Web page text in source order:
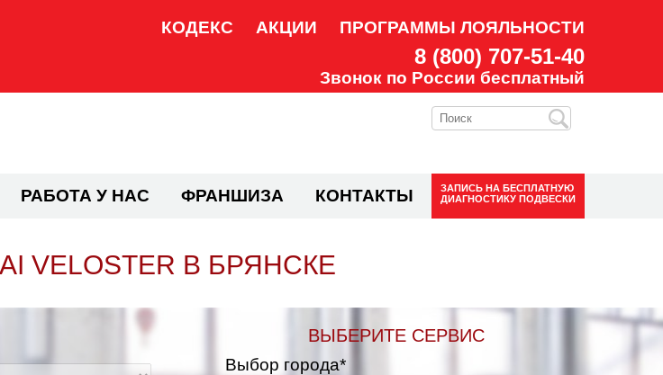
КОДЕКС АКЦИИ ПРОГРАММЫ ЛОЯЛЬНОСТИ
8 (800) 707-51-40
Звонок по России бесплатный
РАБОТА У НАС ФРАНШИЗА КОНТАКТЫ ЗАПИСЬ НА БЕСПЛАТНУЮ
ДИАГНОСТИКУ ПОДВЕСКИ
VELOSTER В БРЯНСКЕ
ВЫБЕРИТЕ СЕРВИС
Выбор города*